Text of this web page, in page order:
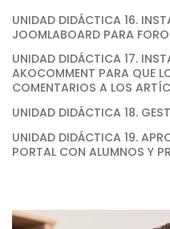
UNIDAD DIDÁCTICA 16.
JOOMLABOARD PARA
UNIDAD DIDÁCTICA 17.
AKOCOMMENT PARA QUE
COMENTARIOS A LOS
UNIDAD DIDÁCTICA 18.
UNIDAD DIDÁCTICA 19.
PORTAL CON ALUMNOS Y